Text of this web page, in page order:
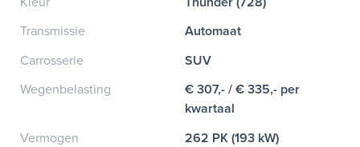
Transmissie
Automaat
Carrosserie
SUV
Wegenbelasting
€ 307,- / € 335,- per
kwartaal
Vermogen
262 PK (193 kW)